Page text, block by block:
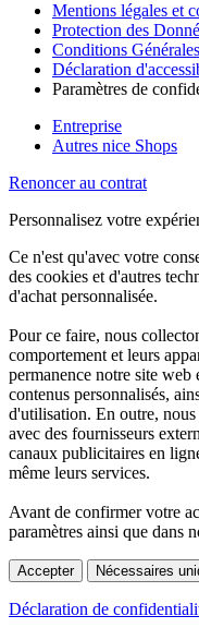
Mentions légales et
Protection des
Conditions
Déclaration
Paramètres de
Entreprise
Autres nice Shops
Renoncer au contrat
Personnalisez votre
Ce n'est qu'avec votre
des cookies et d'autres
d'achat personnalisée.
Pour ce faire, nous
comportement et leurs
permanence notre site
contenus personnalisés,
d'utilisation. En outre,
avec des fournisseurs
canaux publicitaires en
même leurs services.
Avant de confirmer votre
paramètres ainsi que dans
Accepter Nécessaires
Déclaration de